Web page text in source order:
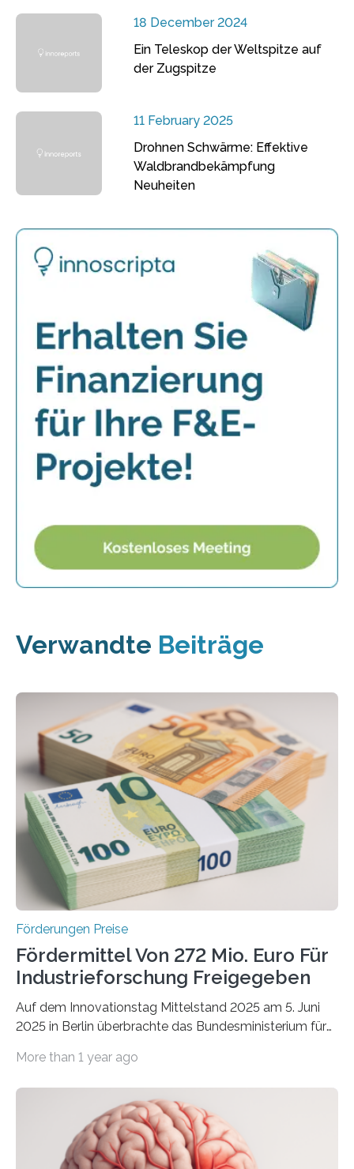
18 December 2024
Ein Teleskop der Weltspitze auf
der Zugspitze
11 February 2025
Drohnen Schwärme: Effektive
Waldbrandbekämpfung
Neuheiten
Verwandte Beiträge
Förderungen Preise
Fördermittel Von 272 Mio. Euro Für
Industrieforschung Freigegeben
Auf dem Innovationstag Mittelstand 2025 am 5. Juni
2025 in Berlin überbrachte das Bundesministerium für
Überplanmäßige Verpflichtungsermächtigungen in
Woche vom Haushaltsausschuss freigegeben – unter
anderem zur Unterstützung der
Industrieforschungsprogramme Industrielle
Gemeinschaftsforschung (IGF), Zentrales
More than 1 year ago